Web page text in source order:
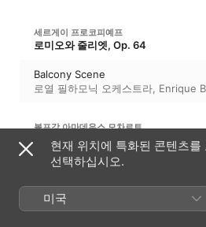
세르게이 프로코피예프
로미오와 줄리엣, Op. 64
Balcony Scene
로열 필하모닉 오케스트라, Enrique
볼프강 아마데우스 모차르트
II. Andante cantabile
Enrique Bátiz,로열 필하모닉 오케스
현재 위치에 특화된 콘텐츠를
선택하십시오.
미국